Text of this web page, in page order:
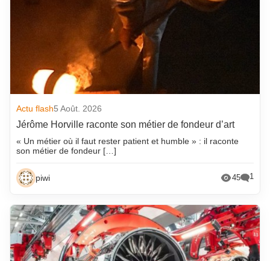
Actu flash5 Août. 2026
Jérôme Horville raconte son métier de fondeur d’art
« Un métier où il faut rester patient et humble » : il raconte
son métier de fondeur […]
piwi 45 1